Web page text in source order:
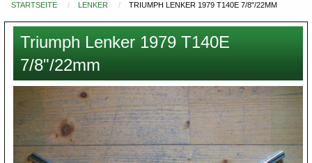
Du
bist
hier
STARTSEITE LENKER TRIUMPH LENKER 1979 T140E 7/8"/22MM
Triumph Lenker 1979 T140E
7/8"/22mm
Images